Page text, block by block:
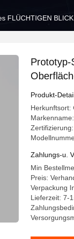
FLÜCHTIGEN
Prototyp-
Produkt-
Herkunftsort:
Zahlungs-u.
Min
Preis:
Verpackung
Lieferzeit: 7-